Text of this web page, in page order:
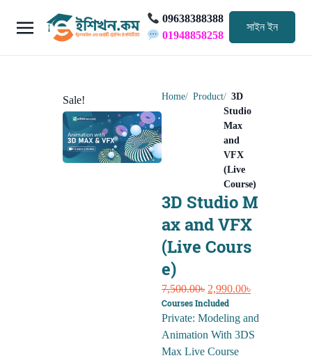
09638388388
01948858258
সাইন ইন
Sale! Home Product
3D
Studio
Max
and
VFX
(Live
Course)
3D Studio M
ax and VFX
(Live Cours
e)
7,500.00৳ Original
price
was:
7,500.00৳.
2,990.00৳Current
is:
2,990.00৳.
Courses Included
Private: Modeling and
Animation With 3DS
Max Live Course